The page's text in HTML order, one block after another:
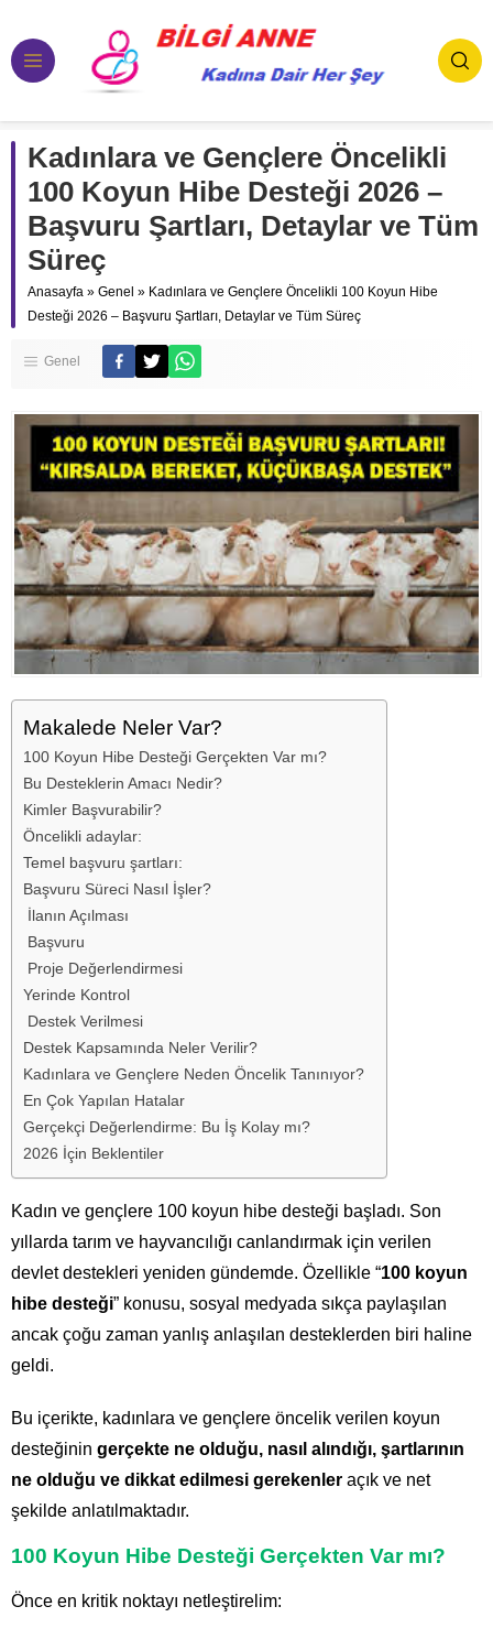
Kadınlara ve Gençlere Öncelikli
100 Koyun Hibe Desteği 2026 –
Başvuru Şartları, Detaylar ve Tüm
Süreç
Anasayfa » Genel » Kadınlara ve Gençlere Öncelikli 100 Koyun Hibe
Desteği 2026 – Başvuru Şartları, Detaylar ve Tüm Süreç
Genel
Makalede Neler Var?
100 Koyun Hibe Desteği Gerçekten Var mı?
Bu Desteklerin Amacı Nedir?
Kimler Başvurabilir?
Öncelikli adaylar:
Temel başvuru şartları:
Başvuru Süreci Nasıl İşler?
İlanın Açılması
Başvuru
Proje Değerlendirmesi
Yerinde Kontrol
Destek Verilmesi
Destek Kapsamında Neler Verilir?
Kadınlara ve Gençlere Neden Öncelik Tanınıyor?
En Çok Yapılan Hatalar
Gerçekçi Değerlendirme: Bu İş Kolay mı?
2026 İçin Beklentiler
Kadın ve gençlere 100 koyun hibe desteği başladı. Son
yıllarda tarım ve hayvancılığı canlandırmak için verilen
devlet destekleri yeniden gündemde. Özellikle “100 koyun
hibe desteği” konusu, sosyal medyada sıkça paylaşılan
ancak çoğu zaman yanlış anlaşılan desteklerden biri haline
geldi.
Bu içerikte, kadınlara ve gençlere öncelik verilen koyun
desteğinin gerçekte ne olduğu, nasıl alındığı, şartlarının
ne olduğu ve dikkat edilmesi gerekenler açık ve net
şekilde anlatılmaktadır.
100 Koyun Hibe Desteği Gerçekten Var mı?
Önce en kritik noktayı netleştirelim: